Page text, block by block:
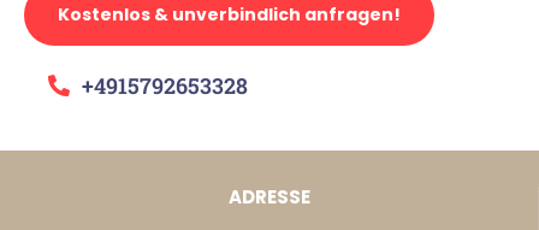
Kostenlos & unverbindlich anfragen!
+4915792653328
ADRESSE